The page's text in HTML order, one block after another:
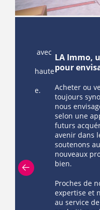
LA Immo, une
pour envisager
Acheter ou
toujours
nous
selon une
futurs
avenir dans leur
soutenons aussi
nouveaux projets
Proches de nos
expertise et notre
au service de vos